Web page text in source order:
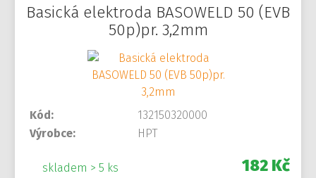
Basická elektroda BASOWELD 50 (EVB
50p)pr. 3,2mm
Kód:
132150320000
Výrobce:
HPT
skladem > 5 ks 182 Kč